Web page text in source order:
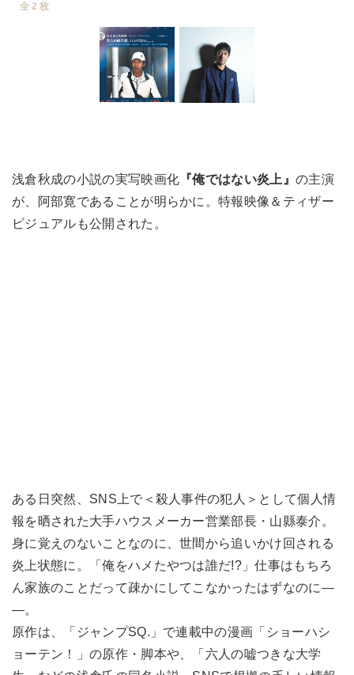
全 2 枚
浅倉秋成の小説の実写映画化 『俺ではない炎上』の主演
が、阿部寛であることが明らかに。特報映像＆ティザー
ビジュアルも公開された。
ある日突然、SNS上で＜殺人事件の犯人＞として個人情
報を晒された大手ハウスメーカー営業部長・山縣泰介。
身に覚えのないことなのに、世間から追いかけ回される
炎上状態に。「俺をハメたやつは誰だ!?」仕事はもちろ
ん家族のことだって疎かにしてこなかったはずなのに―
―。
原作は、「ジャンプSQ.」で連載中の漫画「ショーハシ
ョーテン！」の原作・脚本や、「六人の嘘つきな大学